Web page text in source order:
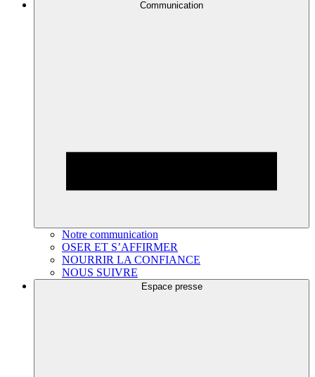
Communication
Notre communication
OSER ET S’AFFIRMER
NOURRIR LA CONFIANCE
NOUS SUIVRE
Espace presse